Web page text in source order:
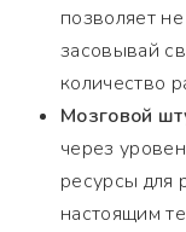
позволяет
засовывай
количество
Мозговой
через
ресурсы для
настоящим